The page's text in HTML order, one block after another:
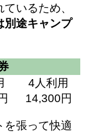
いるため、
別途キャンプ
4人利用
14,300円
を張って快適